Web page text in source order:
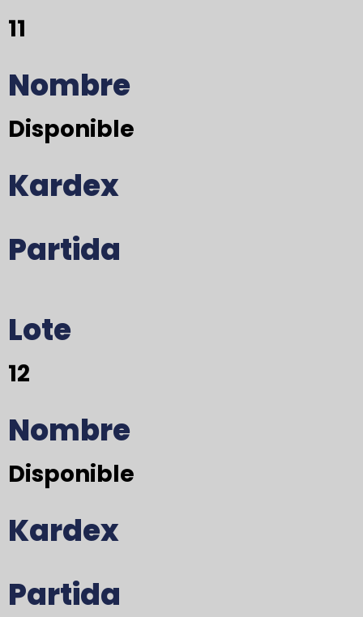
11
Nombre
Disponible
Kardex
Partida
Lote
12
Nombre
Disponible
Kardex
Partida